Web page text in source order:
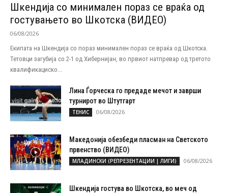
Шкендија со минимален пораз се враќа од
гостувањето во Шкотска (ВИДЕО)
06/08/2026
Екипата на Шкендија со пораз минимален пораз се враќа од Шкотска.
Тетовци загубија со 2-1 од Хибернијан, во првиот натпревар од третото
квалификациско...
Лина Ѓорческа го предаде мечот и заврши
турнирот во Штутгарт
ТЕНИС 06/08/2026
Македонија обезбеди пласман на Светското
првенство (ВИДЕО)
МЛАДИНСКИ (РЕПРЕЗЕНТАЦИИ | ЛИГИ) 06/08/2026
Шкендија гостува во Шкотска, во меч од